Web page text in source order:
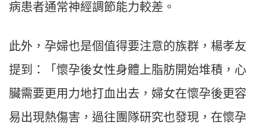
病患者通常神經調節能力較差。
此外，孕婦也是個值得要注意的族群，楊孝友
提到：「懷孕後女性身體上脂肪開始堆積，心
臟需要更用力地打血出去，婦女在懷孕後更容
易出現熱傷害，過往團隊研究也發現，在懷孕